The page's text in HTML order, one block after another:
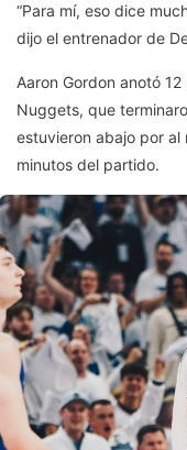
“Para mí, eso dice
dijo el entrenador de
Aaron Gordon anotó
Nuggets, que
estuvieron abajo por al
minutos del partido.